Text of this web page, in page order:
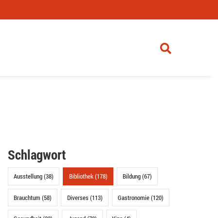
Schlagwort
Ausstellung (38) Bibliothek (178) Bildung (67)
Brauchtum (58) Diverses (113) Gastronomie (120)